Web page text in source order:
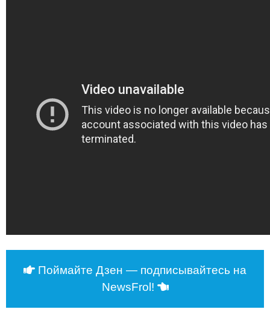
Поймайте Дзен — подписывайтесь на
NewsFrol!